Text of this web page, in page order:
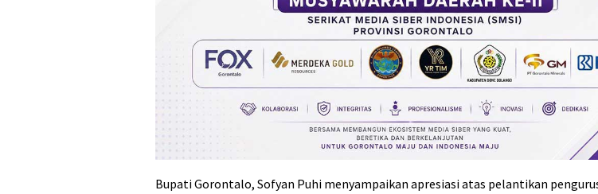
Bupati Gorontalo, Sofyan Puhi menyampaikan apresiasi atas pelantikan